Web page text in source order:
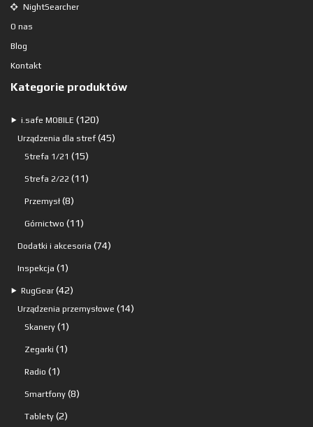
NightSearcher
O nas
Blog
Kontakt
Kategorie produktów
⯈ i.safe MOBILE 120120
produktów
Urządzenia dla stref 4545
Strefa 1/21 1515
produktów
Strefa 2/22 1111
Przemysł 88
produktów
Górnictwo 1111
produktów
Dodatki i akcesoria 7474
Inspekcja 11
produkt
⯈ RugGear 4242
produkty
Urządzenia przemysłowe 1414
Skanery 11
produkt
Zegarki 11
Radio 11
produkt
Smartfony 88
Tablety 22